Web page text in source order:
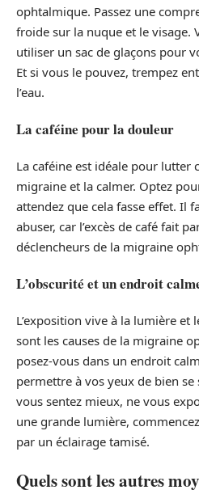
ophtalmique. Passez une
froide sur la nuque et le visage.
utiliser un sac de glaçons pour
Et si vous le pouvez, trempez
l’eau.
La caféine pour la douleur
La caféine est idéale pour lutter
migraine et la calmer. Optez
attendez que cela fasse effet. Il
abuser, car l’excès de café fait
déclencheurs de la migraine
L’obscurité et un endroit
L’exposition vive à la lumière
sont les causes de la migraine
posez-vous dans un endroit
permettre à vos yeux de bien
vous sentez mieux, ne vous
une grande lumière,
par un éclairage tamisé.
Quels sont les autres